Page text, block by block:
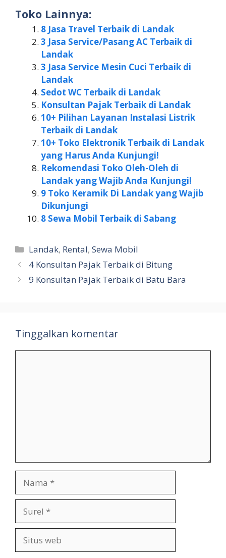
Toko Lainnya:
8 Jasa Travel Terbaik di Landak
3 Jasa Service/Pasang AC Terbaik di
Landak
3 Jasa Service Mesin Cuci Terbaik di
Landak
Sedot WC Terbaik di Landak
Konsultan Pajak Terbaik di Landak
10+ Pilihan Layanan Instalasi Listrik
Terbaik di Landak
10+ Toko Elektronik Terbaik di Landak
yang Harus Anda Kunjungi!
Rekomendasi Toko Oleh-Oleh di
Landak yang Wajib Anda Kunjungi!
9 Toko Keramik Di Landak yang Wajib
Dikunjungi
8 Sewa Mobil Terbaik di Sabang
Kategori
Landak, Rental,Sewa Mobil
4 Konsultan Pajak Terbaik di Bitung
9 Konsultan Pajak Terbaik di Batu Bara
Tinggalkan komentar
web